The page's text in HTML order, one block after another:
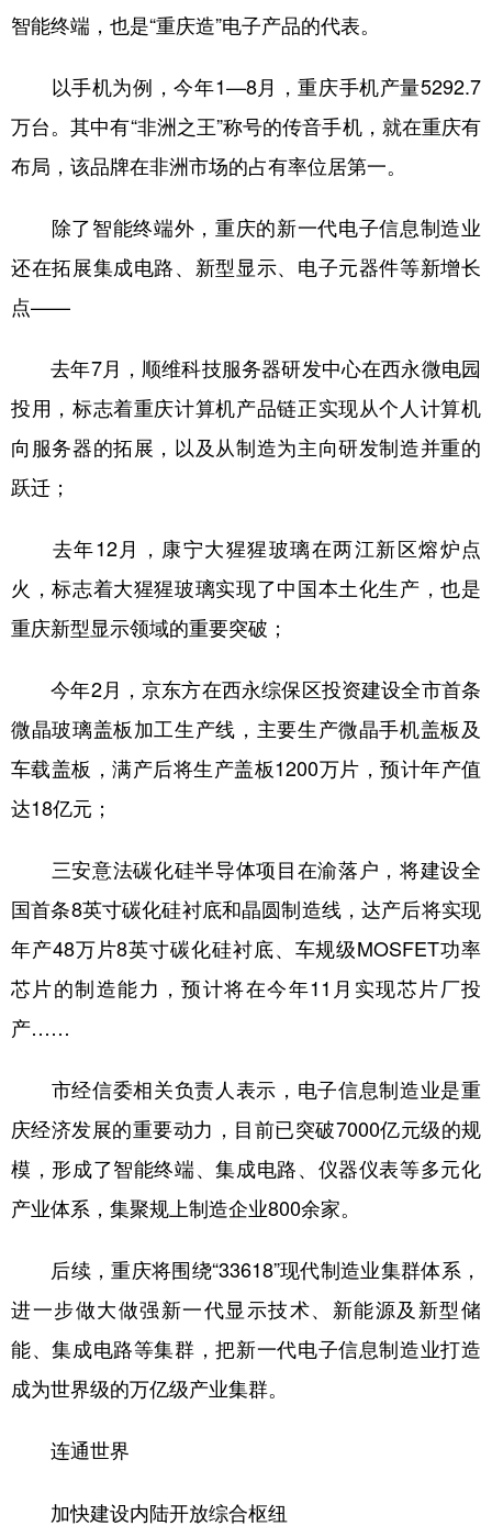
智能终端，也是“重庆造”电子产品的代表。
以手机为例，今年1—8月，重庆手机产量5292.7
万台。其中有“非洲之王”称号的传音手机，就在重庆有
布局，该品牌在非洲市场的占有率位居第一。
除了智能终端外，重庆的新一代电子信息制造业
还在拓展集成电路、新型显示、电子元器件等新增长
点——
去年7月，顺维科技服务器研发中心在西永微电园
投用，标志着重庆计算机产品链正实现从个人计算机
向服务器的拓展，以及从制造为主向研发制造并重的
跃迁；
去年12月，康宁大猩猩玻璃在两江新区熔炉点
火，标志着大猩猩玻璃实现了中国本土化生产，也是
重庆新型显示领域的重要突破；
今年2月，京东方在西永综保区投资建设全市首条
微晶玻璃盖板加工生产线，主要生产微晶手机盖板及
车载盖板，满产后将生产盖板1200万片，预计年产值
达18亿元；
三安意法碳化硅半导体项目在渝落户，将建设全
国首条8英寸碳化硅衬底和晶圆制造线，达产后将实现
年产48万片8英寸碳化硅衬底、车规级MOSFET功率
芯片的制造能力，预计将在今年11月实现芯片厂投
产……
市经信委相关负责人表示，电子信息制造业是重
庆经济发展的重要动力，目前已突破7000亿元级的规
模，形成了智能终端、集成电路、仪器仪表等多元化
产业体系，集聚规上制造企业800余家。
后续，重庆将围绕“33618”现代制造业集群体系，
进一步做大做强新一代显示技术、新能源及新型储
能、集成电路等集群，把新一代电子信息制造业打造
成为世界级的万亿级产业集群。
连通世界
加快建设内陆开放综合枢纽